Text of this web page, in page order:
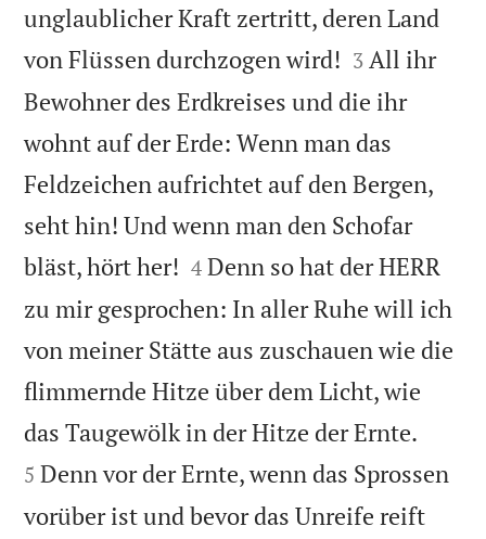
unglaublicher Kraft zertritt, deren Land
von Flüssen durchzogen wird! 

3 All ihr
Bewohner des Erdkreises und die ihr
wohnt auf der Erde: Wenn man das
Feldzeichen aufrichtet auf den Bergen,
seht hin! Und wenn man den Schofar
bläst, hört her! 

4 Denn so hat der HERR
zu mir gesprochen: In aller Ruhe will ich
von meiner Stätte aus zuschauen wie die
flimmernde Hitze über dem Licht, wie
das Taugewölk in der Hitze der Ernte.
5 Denn vor der Ernte, wenn das Sprossen
vorüber ist und bevor das Unreife reift